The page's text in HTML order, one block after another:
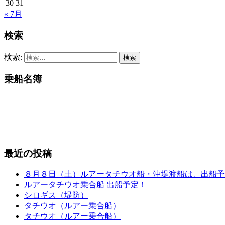
30 31
« 7月
検索
検索:
乗船名簿
最近の投稿
８月８日（土）ルアータチウオ船・沖堤渡船は、出船
ルアータチウオ乗合船 出船予定！
シロギス（堤防）
タチウオ（ルアー乗合船）
タチウオ（ルアー乗合船）